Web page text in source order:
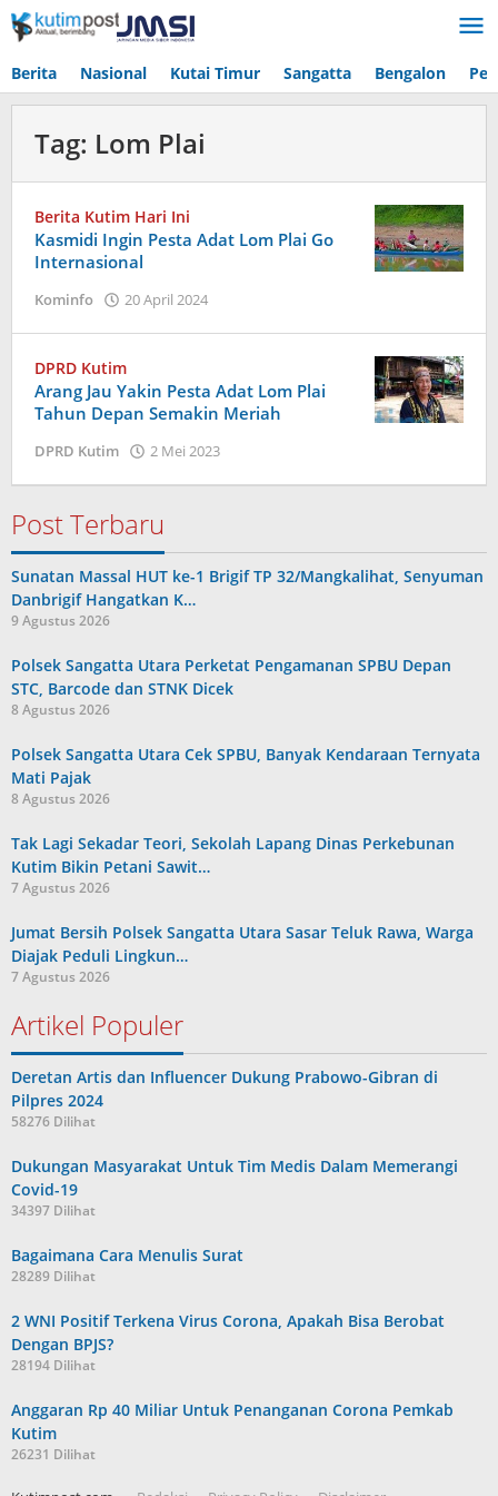
Lewati
ke
Berita Nasional Kutai Timur Sangatta Bengalon
Tag: Lom Plai
Berita Kutim Hari Ini
Kasmidi Ingin Pesta Adat Lom Plai Go
Internasional
Kominfo 20 April 2024
DPRD Kutim
Arang Jau Yakin Pesta Adat Lom Plai
Tahun Depan Semakin Meriah
DPRD Kutim 2 Mei 2023
Post Terbaru
Sunatan Massal HUT ke-1 Brigif TP 32/Mangkalihat, Senyuman
Danbrigif Hangatkan K…
9 Agustus 2026
Polsek Sangatta Utara Perketat Pengamanan SPBU Depan
STC, Barcode dan STNK Dicek
8 Agustus 2026
Polsek Sangatta Utara Cek SPBU, Banyak Kendaraan Ternyata
Mati Pajak
8 Agustus 2026
Tak Lagi Sekadar Teori, Sekolah Lapang Dinas Perkebunan
Kutim Bikin Petani Sawit…
7 Agustus 2026
Jumat Bersih Polsek Sangatta Utara Sasar Teluk Rawa, Warga
Diajak Peduli Lingkun…
7 Agustus 2026
Artikel Populer
Deretan Artis dan Influencer Dukung Prabowo-Gibran di
Pilpres 2024
58276 Dilihat
Dukungan Masyarakat Untuk Tim Medis Dalam Memerangi
Covid-19
34397 Dilihat
Bagaimana Cara Menulis Surat
28289 Dilihat
2 WNI Positif Terkena Virus Corona, Apakah Bisa Berobat
Dengan BPJS?
28194 Dilihat
Anggaran Rp 40 Miliar Untuk Penanganan Corona Pemkab
Kutim
26231 Dilihat